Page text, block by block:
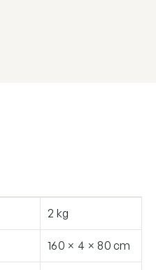
2 kg
160 × 4 × 80 cm